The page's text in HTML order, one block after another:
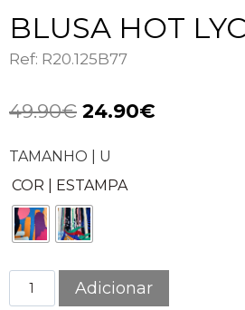
BLUSA HOT
Ref: R20.125B77
49.90€ 24.90€
TAMANHO | U
COR | ESTAMPA
Adicionar